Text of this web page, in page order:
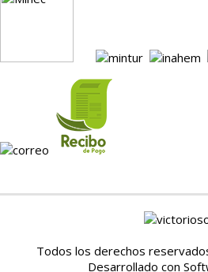
Todos los derechos
Desarrollado con